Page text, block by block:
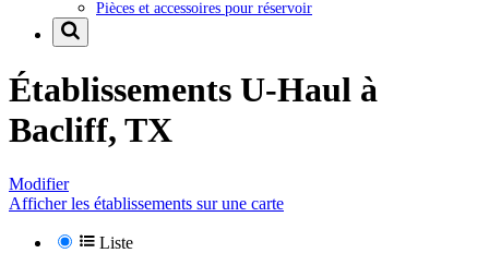
Pièces et accessoires pour réservoir
Établissements U-Haul à
Bacliff, TX
Modifier
Afficher les établissements sur une carte
Liste